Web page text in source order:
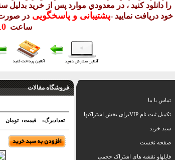
را دانلود کنيد ، در معدودي موارد پس از خريد بدليل
خود دريافت نماييد -پشتيبانی و پاسخگويی در
ساعت
فروشگاه مقالات
تعدادبرگ: قیمت: تومان
تماس با ما
تکمیل ثبت نام VIPبرای بخش اشتراکیها
سبد خرید
صفحه نخست
فایلهاو نقشه های اشتراک حجمی